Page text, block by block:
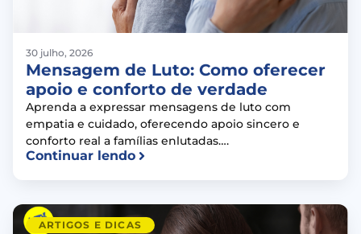
30 julho, 2026
Mensagem de Luto: Como oferecer
apoio e conforto de verdade
Aprenda a expressar mensagens de luto com
empatia e cuidado, oferecendo apoio sincero e
conforto real a famílias enlutadas….
Continuar lendo
ARTIGOS E DICAS